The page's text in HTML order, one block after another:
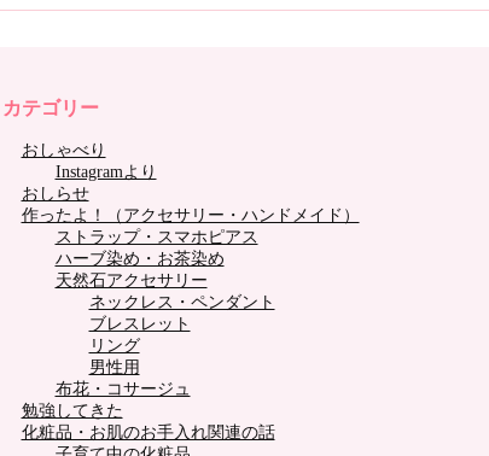
カテゴリー
おしゃべり
Instagramより
おしらせ
作ったよ！（アクセサリー・ハンドメイド）
ストラップ・スマホピアス
ハーブ染め・お茶染め
天然石アクセサリー
ネックレス・ペンダント
ブレスレット
リング
男性用
布花・コサージュ
勉強してきた
化粧品・お肌のお手入れ関連の話